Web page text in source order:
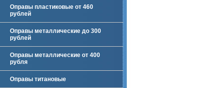
Оправы пластиковые от 460
рублей
Оправы металлические до 300
рублей
Оправы металлические от 400
рубля
Оправы титановые